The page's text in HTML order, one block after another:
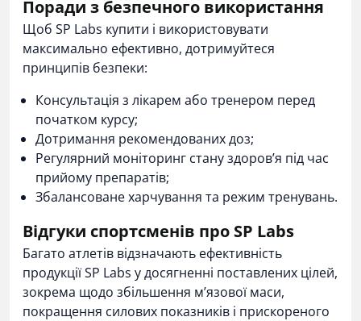
Поради з безпечного використання
Щоб SP Labs купити і використовувати
максимально ефективно, дотримуйтеся
принципів безпеки:
Консультація з лікарем або тренером перед
початком курсу;
Дотримання рекомендованих доз;
Регулярний моніторинг стану здоров’я під час
прийому препаратів;
Збалансоване харчування та режим тренувань.
Відгуки спортсменів про SP Labs
Багато атлетів відзначають ефективність
продукції SP Labs у досягненні поставлених цілей,
зокрема щодо збільшення м’язової маси,
покращення силових показників і прискореного